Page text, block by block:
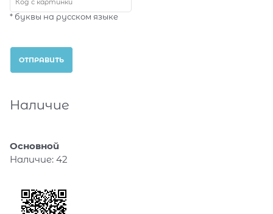
* буквы на русском языке
Наличие
Основной
Наличие: 42